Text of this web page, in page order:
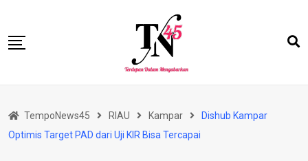
content
BISNIS
TempoNews45 RIAU Kampar
Dishub Kampar
Optimis Target PAD dari Uji KIR Bisa Tercapai